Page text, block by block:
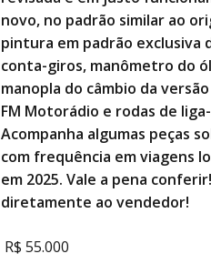
novo, no padrão similar ao
pintura em padrão exclusiva
conta-giros, manômetro do
manopla do câmbio da
FM Motorádio e rodas de
Acompanha algumas peças
com frequência em viagens
em 2025. Vale a pena
diretamente ao vendedor!
R$ 55.000